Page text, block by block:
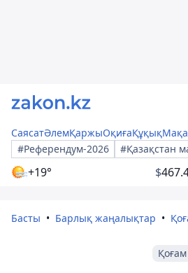
СаясатӘлемҚаржыОқиғаҚұқық
#Референдум-2026
#Қазақстан
+19° $
Басты Барлық жаңалықтар
Қоғам